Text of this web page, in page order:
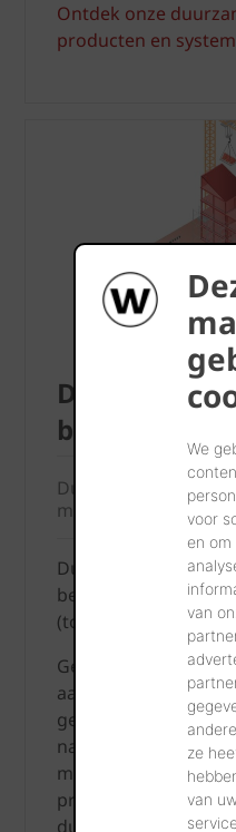
We
voor
en om
van
ze
van
Ontdek onze
producten en
Duurzaam
bouwen
Duurzame
materialen
Duurzaam, circulair
betekent vooraf
(toekomstig)
Gedurende de
aanpassingen
gebruikte producten
na de
mogelijk opnieuw
producten zijn de
duurzame woningen